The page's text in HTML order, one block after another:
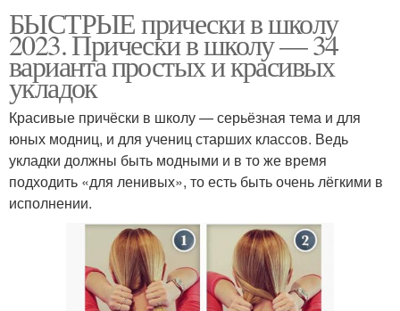
БЫСТРЫЕ прически в школу
2023. Прически в школу — 34
варианта простых и красивых
укладок
Красивые причёски в школу — серьёзная тема и для
юных модниц, и для учениц старших классов. Ведь
укладки должны быть модными и в то же время
подходить «для ленивых», то есть быть очень лёгкими в
исполнении.